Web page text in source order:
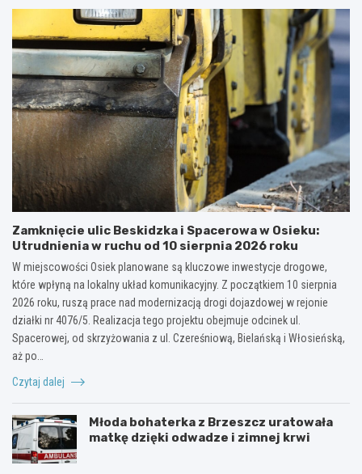
Zamknięcie ulic Beskidzka i Spacerowa w Osieku:
Utrudnienia w ruchu od 10 sierpnia 2026 roku
W miejscowości Osiek planowane są kluczowe inwestycje drogowe,
które wpłyną na lokalny układ komunikacyjny. Z początkiem 10 sierpnia
2026 roku, ruszą prace nad modernizacją drogi dojazdowej w rejonie
działki nr 4076/5. Realizacja tego projektu obejmuje odcinek ul.
Spacerowej, od skrzyżowania z ul. Czereśniową, Bielańską i Włosieńską,
aż po…
Czytaj dalej
Młoda bohaterka z Brzeszcz uratowała
matkę dzięki odwadze i zimnej krwi